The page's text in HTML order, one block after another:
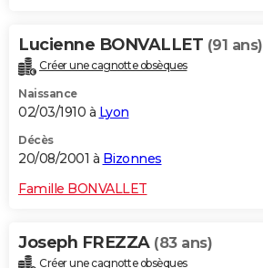
Lucienne BONVALLET (91 ans)
Créer une cagnotte obsèques
Naissance
02/03/1910 à Lyon
Décès
20/08/2001 à Bizonnes
Famille BONVALLET
Joseph FREZZA (83 ans)
Créer une cagnotte obsèques